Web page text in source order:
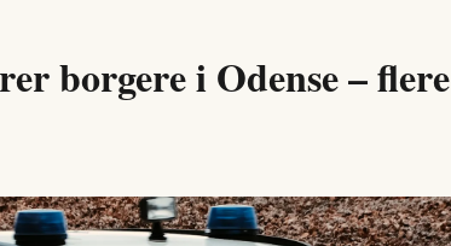
borgere i Odense – flere